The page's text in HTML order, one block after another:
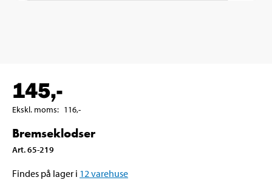
145,-
Ekskl. moms: 116,-
Bremseklodser
Art.65-219
Findes på lager i 12 varehuse